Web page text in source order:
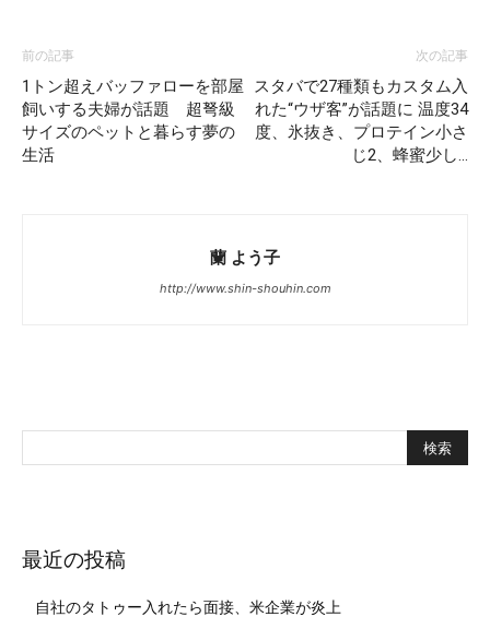
前の記事
1トン超えバッファローを部屋
飼いする夫婦が話題 超弩級
サイズのペットと暮らす夢の
生活
次の記事
スタバで27種類もカスタム入
れた“ウザ客”が話題に 温度34
度、氷抜き、プロテイン小さ
じ2、蜂蜜少し…
蘭 よう子
http://www.shin-shouhin.com
最近の投稿
自社のタトゥー入れたら面接、米企業が炎上